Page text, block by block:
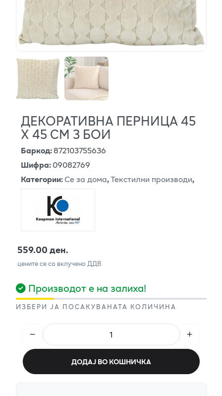
ДЕКОРАТИВНА ПЕРНИЦА 45
Х 45 СМ 3 БОИ
Баркод:872103755636
Шифра:09082769
Категории:Се за дома,Текстилни производи,
559.00 ден.
цените се со вклучено ДДВ
Производот е на залиха!
ИЗБЕРИ ЈА ПОСАКУВАНАТА КОЛИЧИНА
ДОДАЈ ВО КОШНИЧКА